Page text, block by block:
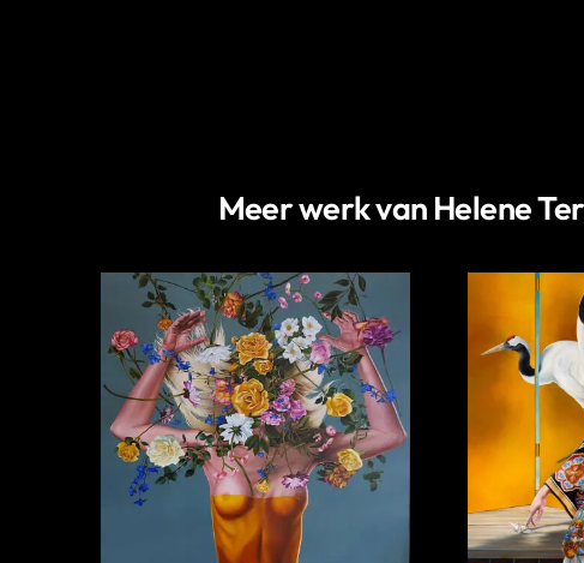
Meer werk van Helene